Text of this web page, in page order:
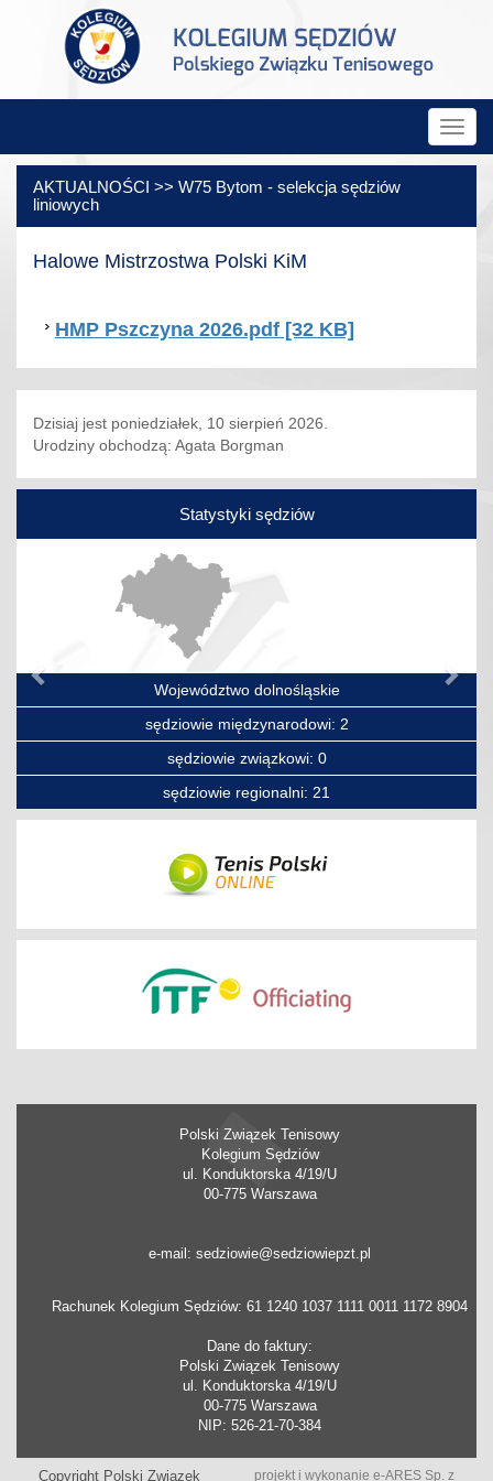
AKTUALNOŚCI >> W75 Bytom - selekcja sędziów
liniowych
Halowe Mistrzostwa Polski KiM
HMP Pszczyna 2026.pdf [32 KB]
Dzisiaj jest poniedziałek, 10 sierpień 2026.
Urodziny obchodzą: Agata Borgman
Statystyki sędziów
Województwo dolnośląskie
sędziowie międzynarodowi: 2
sędziowie związkowi: 0
sędziowie regionalni: 21
Polski Związek Tenisowy
Kolegium Sędziów
ul. Konduktorska 4/19/U
00-775 Warszawa
e-mail: sedziowie@sedziowiepzt.pl
Rachunek Kolegium Sędziów: 61 1240 1037 1111 0011 1172 8904
Dane do faktury:
Polski Związek Tenisowy
ul. Konduktorska 4/19/U
00-775 Warszawa
NIP: 526-21-70-384
Copyright Polski Związek projekt i wykonanie e-ARES Sp. z